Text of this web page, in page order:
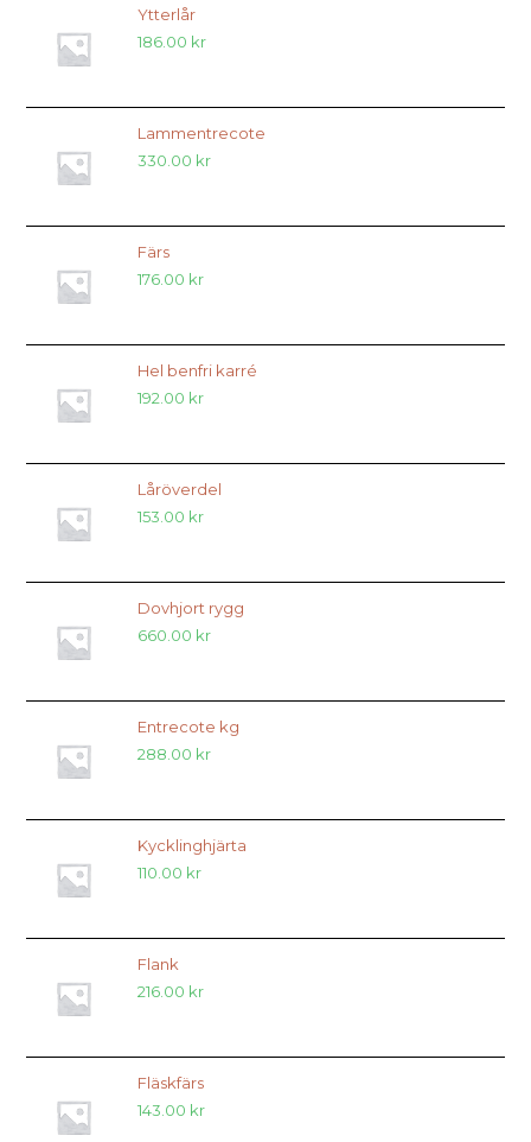
Ytterlår
186.00 kr
Lammentrecote
330.00 kr
Färs
176.00 kr
Hel benfri karré
192.00 kr
Låröverdel
153.00 kr
Dovhjort rygg
660.00 kr
Entrecote kg
288.00 kr
Kycklinghjärta
110.00 kr
Flank
216.00 kr
Fläskfärs
143.00 kr